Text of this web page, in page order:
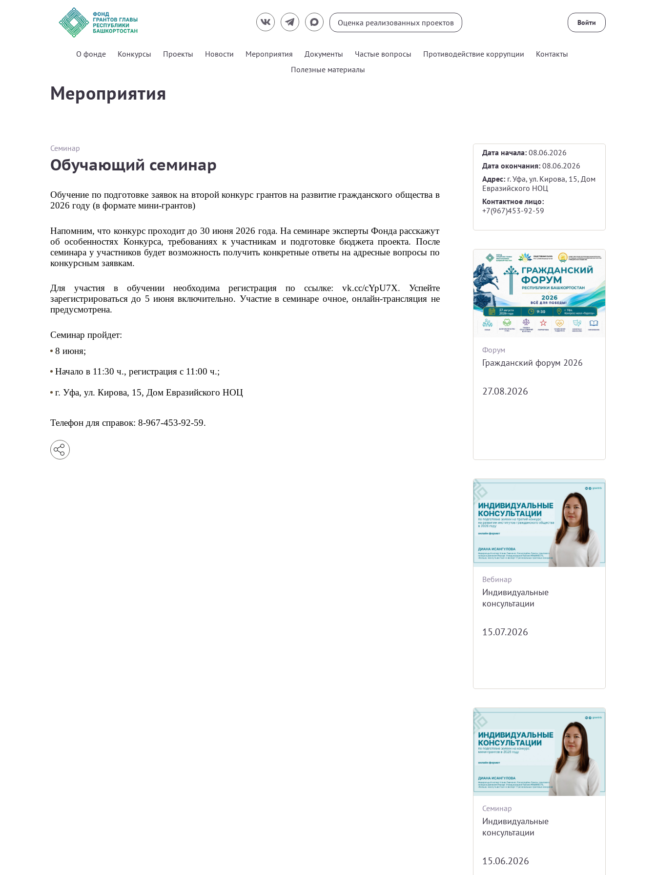
Войти
О фонде Конкурсы Проекты Новости Мероприятия Документы Частые вопросы Противодействие коррупции
Контакты
Полезные материалы
Мероприятия
Семинар
Обучающий семинар
Обучение по подготовке заявок на второй конкурс грантов на развитие гражданского общества в
2026 году (в формате мини-грантов)
Напомним, что конкурс проходит до 30 июня 2026 года. На семинаре эксперты Фонда расскажут
об особенностях Конкурса, требованиях к участникам и подготовке бюджета проекта. После
семинара у участников будет возможность получить конкретные ответы на адресные вопросы по
конкурсным заявкам.
Для участия в обучении необходима регистрация по ссылке: vk.cc/cYpU7X. Успейте
зарегистрироваться до 5 июня включительно. Участие в семинаре очное, онлайн-трансляция не
предусмотрена.
Семинар пройдет:
8 июня;
Начало в 11:30 ч., регистрация с 11:00 ч.;
г. Уфа, ул. Кирова, 15, Дом Евразийского НОЦ
Телефон для справок: 8-967-453-92-59.
Дата начала: 08.06.2026
Дата окончания: 08.06.2026
Адрес: г. Уфа, ул. Кирова, 15, Дом
Евразийского НОЦ
Контактное лицо:
+7(967)453-92-59
Форум
Гражданский форум 2026
27.08.2026
Вебинар
Индивидуальные
консультации
15.07.2026
Семинар
Индивидуальные
консультации
15.06.2026